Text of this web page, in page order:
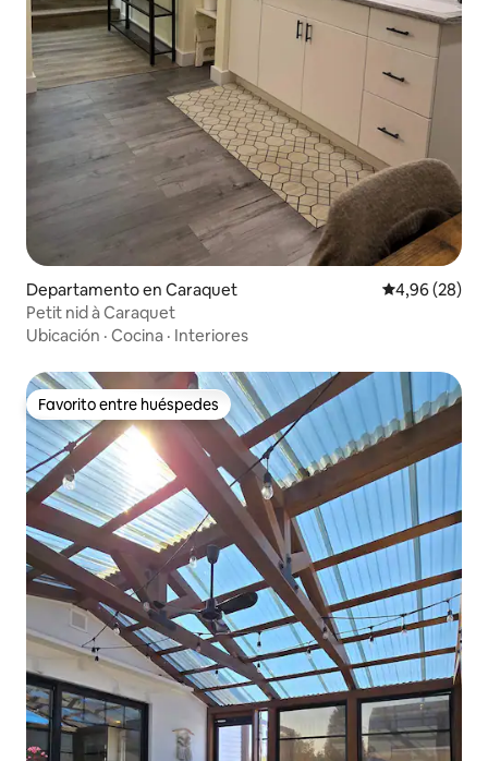
Departamento en Caraquet Calificación
4,96 (28)
Petit nid à Caraquet
Ubicación · Cocina · Interiores
Favorito entre huéspedes
Favorito entre huéspedes